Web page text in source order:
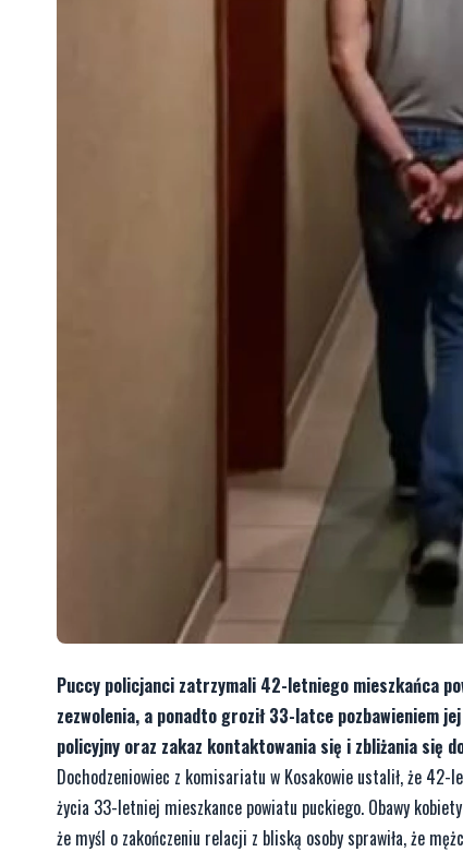
Puccy policjanci zatrzymali 42-letniego mieszkańca
zezwolenia, a ponadto groził 33-latce pozbawieniem
policyjny oraz zakaz kontaktowania się i zbliżania się
Dochodzeniowiec z komisariatu w Kosakowie ustalił, że
życia 33-letniej mieszkance powiatu puckiego. Obawy
że myśl o zakończeniu relacji z bliską osoby sprawiła, że